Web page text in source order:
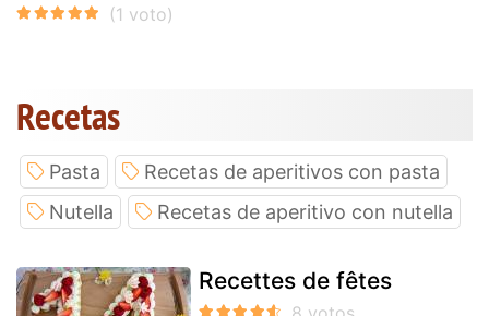
Recetas
Pasta
Recetas de aperitivos con pasta
Nutella
Recetas de aperitivo con nutella
Recettes de fêtes